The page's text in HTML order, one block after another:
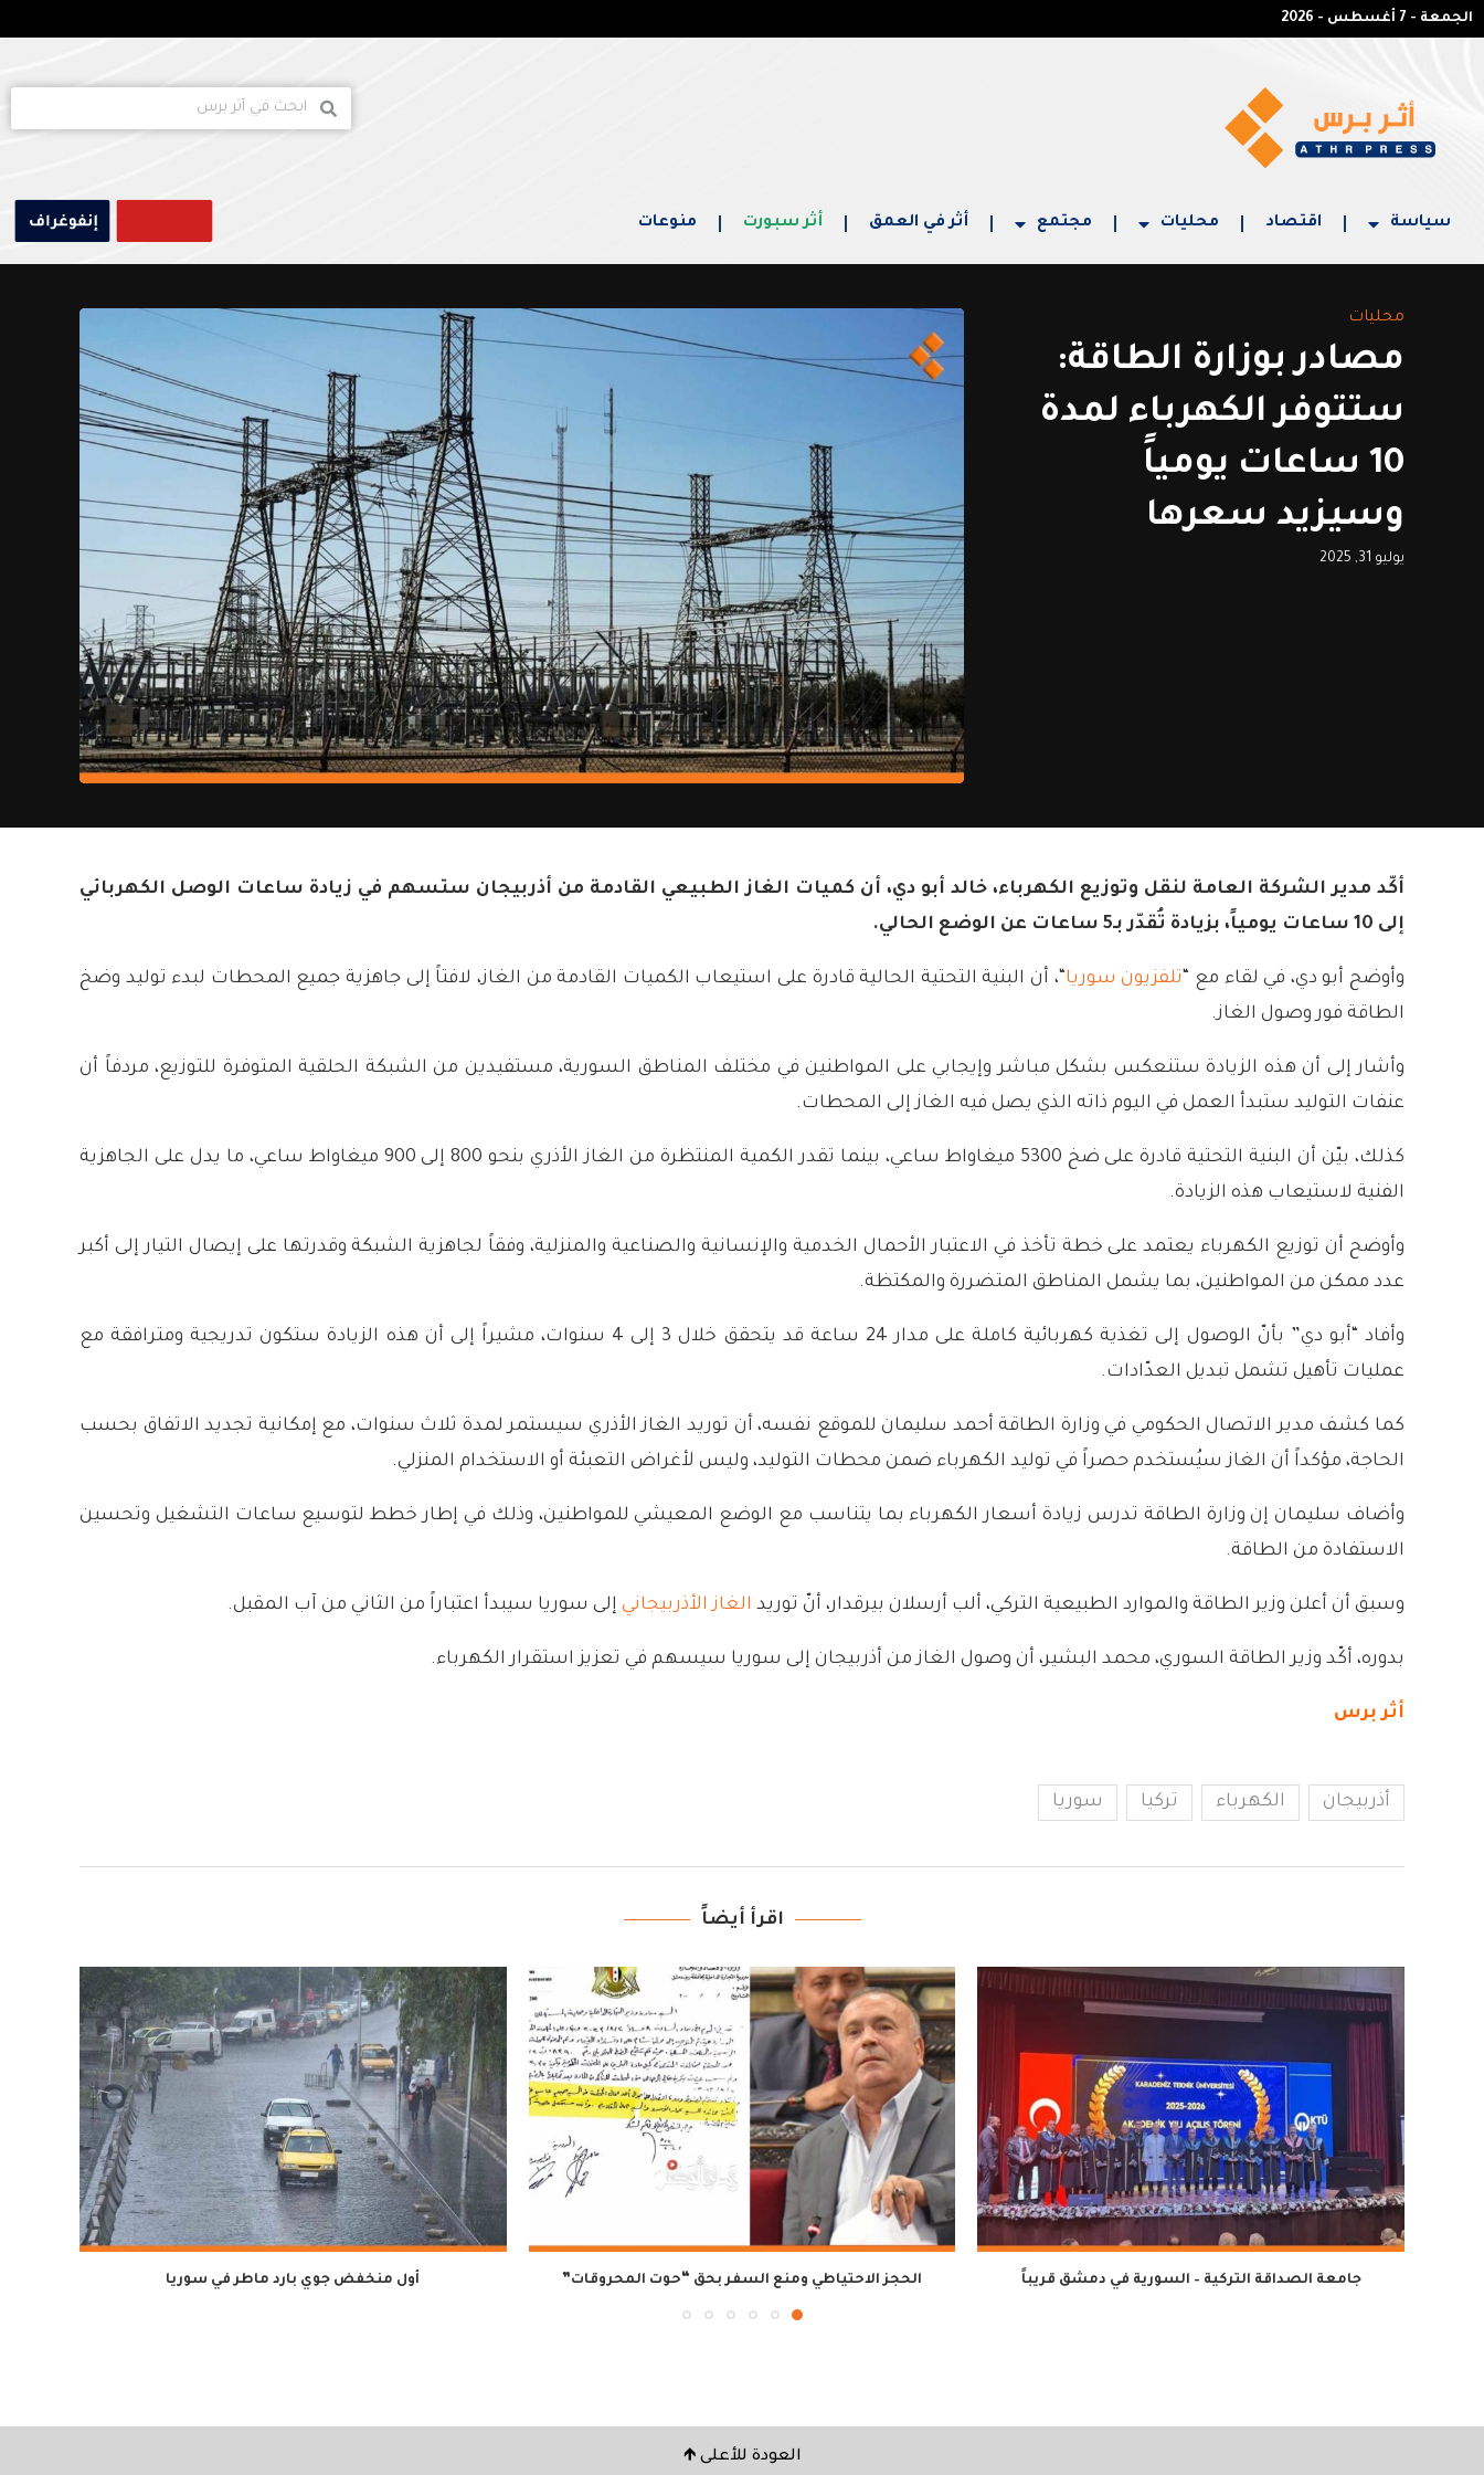
الجمعة - 7 أغسطس - 2026
سياسة اقتصاد محليات مجتمع أثر في العمق أثر سبورت منوعات
محليات
مصادر بوزارة الطاقة:
ستتوفر الكهرباء لمدة
10 ساعات يومياً
وسيزيد سعرها
يوليو 31, 2025
أكّد مدير الشركة العامة لنقل وتوزيع الكهرباء، خالد أبو دي، أن كميات الغاز الطبيعي القادمة من أذربيجان ستسهم في زيادة ساعات الوصل الكهربائي
إلى 10 ساعات يومياً، بزيادة تُقدّر بـ5 ساعات عن الوضع الحالي.
وأوضح أبو دي، في لقاء مع “تلفزيون سوريا“، أن البنية التحتية الحالية قادرة على استيعاب الكميات القادمة من الغاز، لافتاً إلى جاهزية جميع المحطات لبدء توليد وضخ
الطاقة فور وصول الغاز.
وأشار إلى أن هذه الزيادة ستنعكس بشكل مباشر وإيجابي على المواطنين في مختلف المناطق السورية، مستفيدين من الشبكة الحلقية المتوفرة للتوزيع، مردفاً أن
عنفات التوليد ستبدأ العمل في اليوم ذاته الذي يصل فيه الغاز إلى المحطات.
كذلك، بيّن أن البنية التحتية قادرة على ضخ 5300 ميغاواط ساعي، بينما تقدر الكمية المنتظرة من الغاز الأذري بنحو 800 إلى 900 ميغاواط ساعي، ما يدل على الجاهزية
الفنية لاستيعاب هذه الزيادة.
وأوضح أن توزيع الكهرباء يعتمد على خطة تأخذ في الاعتبار الأحمال الخدمية والإنسانية والصناعية والمنزلية، وفقاً لجاهزية الشبكة وقدرتها على إيصال التيار إلى أكبر
عدد ممكن من المواطنين، بما يشمل المناطق المتضررة والمكتظة.
وأفاد “أبو دي” بأنّ الوصول إلى تغذية كهربائية كاملة على مدار 24 ساعة قد يتحقق خلال 3 إلى 4 سنوات، مشيراً إلى أن هذه الزيادة ستكون تدريجية ومترافقة مع
عمليات تأهيل تشمل تبديل العدّادات.
كما كشف مدير الاتصال الحكومي في وزارة الطاقة أحمد سليمان للموقع نفسه، أن توريد الغاز الأذري سيستمر لمدة ثلاث سنوات، مع إمكانية تجديد الاتفاق بحسب
الحاجة، مؤكداً أن الغاز سيُستخدم حصراً في توليد الكهرباء ضمن محطات التوليد، وليس لأغراض التعبئة أو الاستخدام المنزلي.
وأضاف سليمان إن وزارة الطاقة تدرس زيادة أسعار الكهرباء بما يتناسب مع الوضع المعيشي للمواطنين، وذلك في إطار خطط لتوسيع ساعات التشغيل وتحسين
الاستفادة من الطاقة.
وسبق أن أعلن وزير الطاقة والموارد الطبيعية التركي، ألب أرسلان بيرقدار، أنّ توريد الغاز الأذربيجاني إلى سوريا سيبدأ اعتباراً من الثاني من آب المقبل.
بدوره، أكّد وزير الطاقة السوري، محمد البشير، أن وصول الغاز من أذربيجان إلى سوريا سيسهم في تعزيز استقرار الكهرباء.
أثر برس
أذربيجان الكهرباء تركيا سوريا
اقرأ أيضاً
جامعة الصداقة التركية – السورية في دمشق قريباً الحجز الاحتياطي ومنع السفر بحق “حوت المحروقات” أول منخفض جوي بارد ماطر في سوريا
العودة للأعلى 🡹